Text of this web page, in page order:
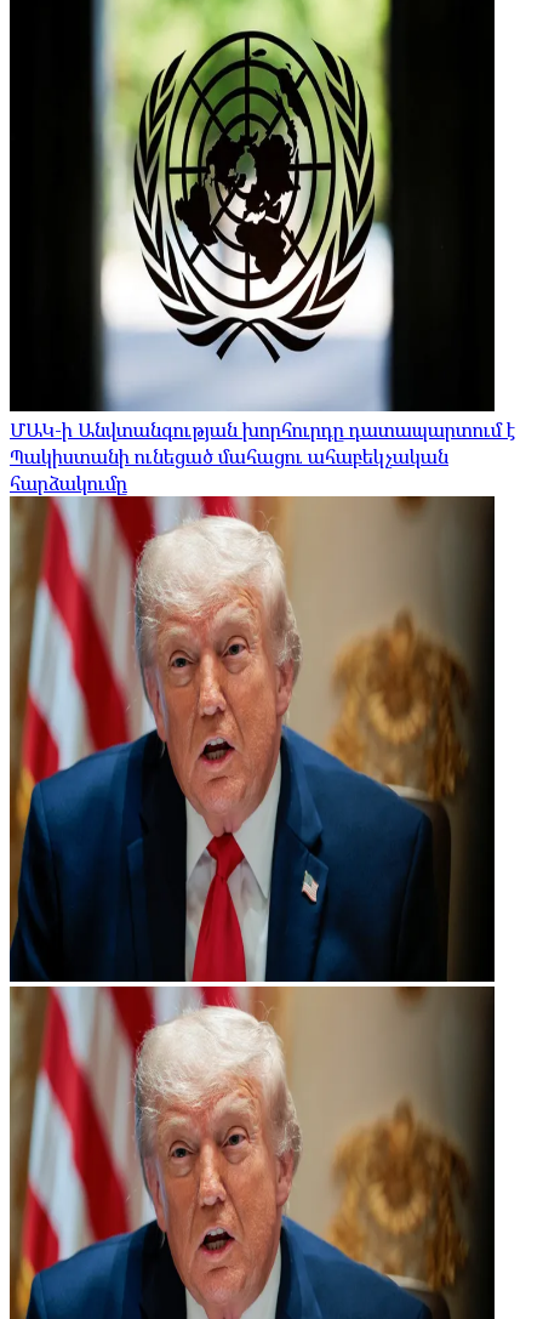
ՄԱԿ-ի Անվտանգության խորհուրդը դատապարտում է
Պակիստանի ունեցած մահացու ահաբեկչական
հարձակումը